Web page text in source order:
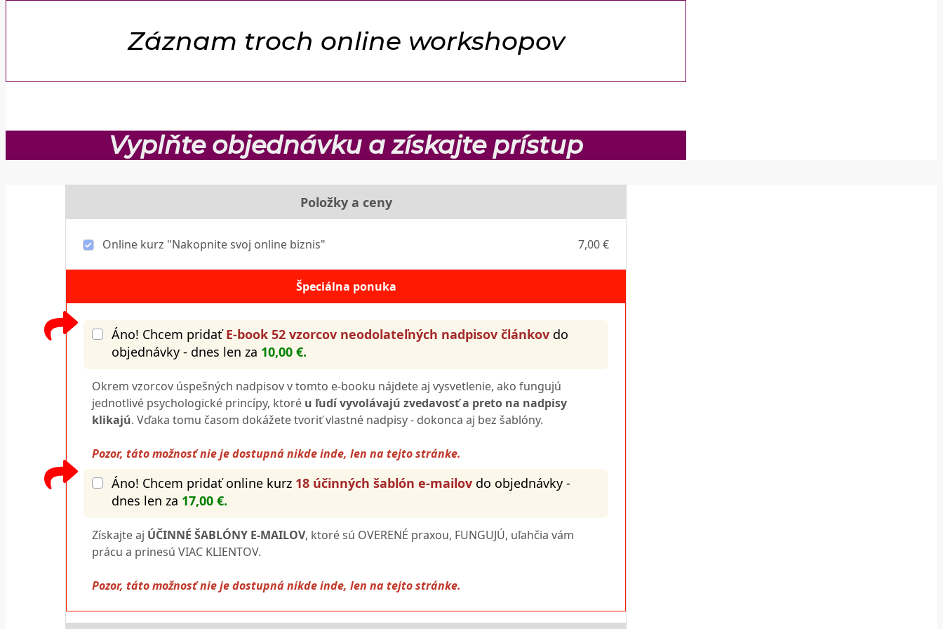
Záznam troch online workshopov
Vyplňte objednávku a získajte prístup
Položky a ceny
Online kurz "Nakopnite svoj online biznis" 7,00 €
Špeciálna ponuka
Áno! Chcem pridaťE-book 52 vzorcov neodolateľných nadpisov článkov do
objednávky - dnes len za 10,00 €.
Okrem vzorcov úspešných nadpisov v tomto e-booku nájdete aj vysvetlenie, ako fungujú
jednotlivé psychologické princípy, ktoré u ľudí vyvolávajú zvedavosť a preto na nadpisy
klikajú. Vďaka tomu časom dokážete tvoriť vlastné nadpisy - dokonca aj bez šablóny.
Pozor, táto možnosť nie je dostupná nikde inde, len na tejto stránke.
Áno! Chcem pridať online kurz 18 účinných šablón e-mailov do objednávky -
dnes len za 17,00 €.
Získajte aj ÚČINNÉ ŠABLÓNY E-MAILOV, ktoré sú OVERENÉ praxou, FUNGUJÚ, uľahčia vám
prácu a prinesú VIAC KLIENTOV.
Pozor, táto možnosť nie je dostupná nikde inde, len na tejto stránke.